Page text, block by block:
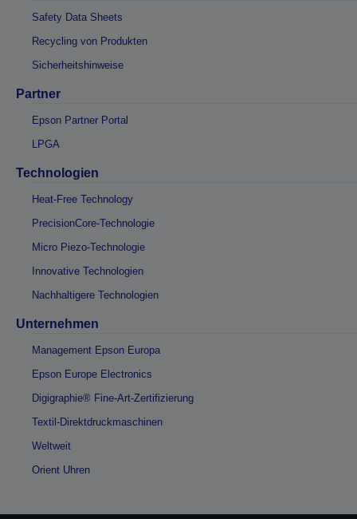
Safety Data Sheets
Recycling von Produkten
Sicherheitshinweise
Partner
Epson Partner Portal
LPGA
Technologien
Heat-Free Technology
PrecisionCore-Technologie
Micro Piezo-Technologie
Innovative Technologien
Nachhaltigere Technologien
Unternehmen
Management Epson Europa
Epson Europe Electronics
Digigraphie® Fine-Art-Zertifizierung
Textil-Direktdruckmaschinen
Weltweit
Orient Uhren